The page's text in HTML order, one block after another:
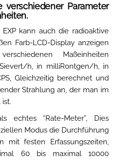
verschiedener Parameter
kann auch die radioaktive
Farb-LCD-Display anzeigen
Maßeinheiten
h, in milliRontgen/h, in
Gleichzeitig berechnet und
Strahlung an, der man im
echtes “Rate-Meter”, Dies
Modus die Durchführung
mit festen Erfassungszeiten,
60 bis maximal 10000